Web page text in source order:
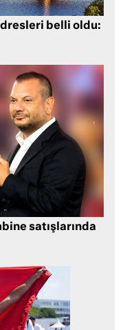
belli oldu:
satışlarında